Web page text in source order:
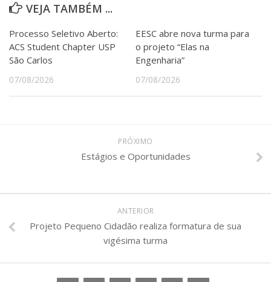
VEJA TAMBÉM ...
Processo Seletivo Aberto:
ACS Student Chapter USP
São Carlos
07/08/2026
EESC abre nova turma para
o projeto “Elas na
Engenharia”
07/08/2026
PRÓXIMO
Estágios e Oportunidades
ANTERIOR
Projeto Pequeno Cidadão realiza formatura de sua
vigésima turma